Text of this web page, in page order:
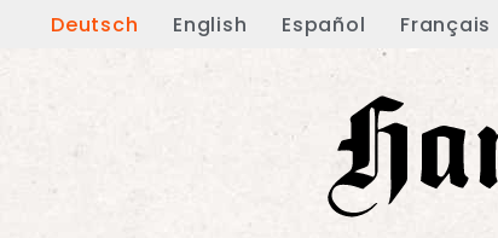
Deutsch English Español Français